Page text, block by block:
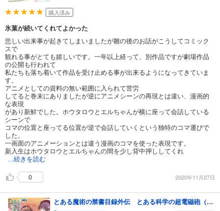
購入済み
氷菓が続いてくれてよかった
悲しい出来事が起きてしまいましたが雛の後のお話がこうしてコミック
スで
観れる事がとても嬉しいです。一年以上経って、別作品ですが劇場作品
の公開も行われて
私たちも落ち着いて作品を受け止める事が出来るようになってきていま
す。
アニメとしての資料の無い範囲に入られて苦労
してると巻末にありましたが逆にアニメシーンの再現とは違い、漫画的
な表現
があり新鮮でした。ホウタロウとエルちゃんが横に座って会話している
シーンで
コマの位置と座ってる位置が逆で会話していくという独特のコマ運びで
した。
一画面のアニメーションとは違う漫画のコマを使った表現です。
新入生はホウタロウとエルちゃんの間を少し背中押ししてくれ
...続きを読む
0 2020年11月27日
とある魔術の禁書目録外伝 とある科学の超電磁砲（１６）